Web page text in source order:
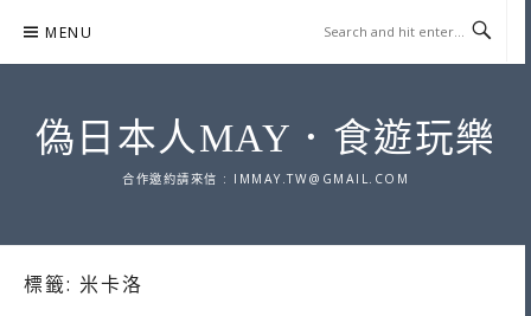
content
MENU
偽日本人MAY．食遊玩樂
合作邀約請來信 : IMMAY.TW@GMAIL.COM
標籤: 米卡洛